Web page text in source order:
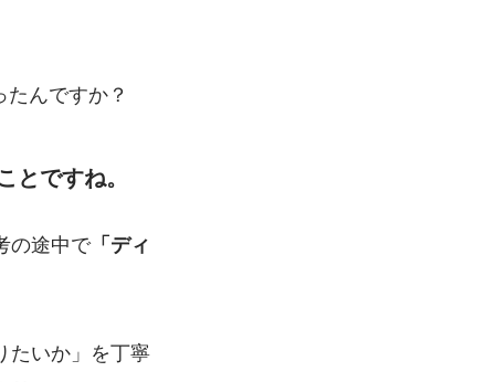
んですか？
とですね。
の途中で「ディ
たいか」を丁寧